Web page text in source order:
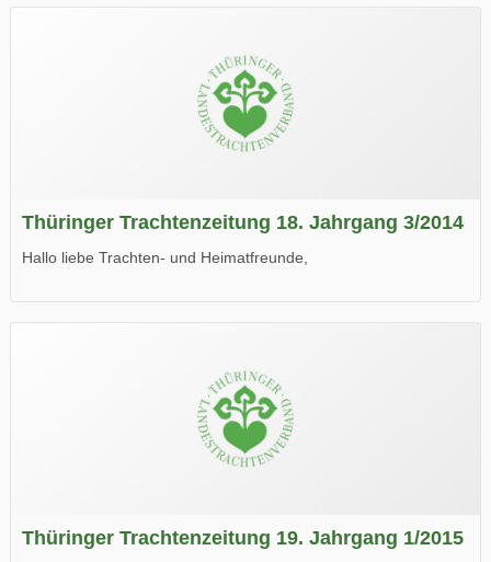
Thüringer Trachtenzeitung 18. Jahrgang 3/2014
Hallo liebe Trachten- und Heimatfreunde,
Wir wünschen Euch viel Spaß beim Lesen.
Thüringer Trachtenzeitung 19. Jahrgang 1/2015